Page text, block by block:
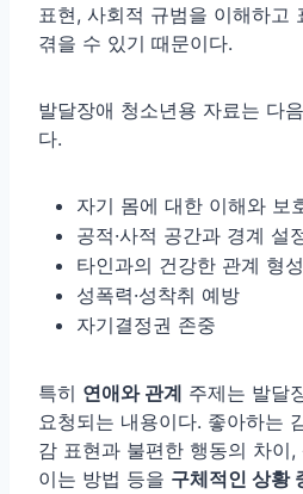
표현, 사회적 규범을 이해하고
겪을 수 있기 때문이다.
발달장애 청소년용 자료는 다
다.
자기 몸에 대한 이해와 보
공적·사적 공간과 경계 설
타인과의 건강한 관계 형성
성폭력·성착취 예방
자기결정권 존중
특히 연애와 관계 주제는 발달
요청되는 내용이다. 좋아하는
감 표현과 불편한 행동의 차이
이는 방법 등을 구체적인 상황